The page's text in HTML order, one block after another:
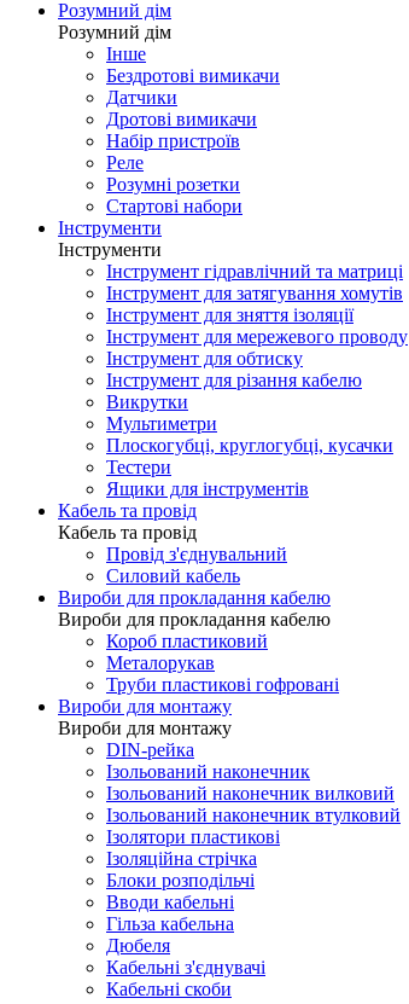
Розумний дім
Розумний дім
Інше
Бездротові вимикачи
Датчики
Дротові вимикачи
Набір пристроїв
Реле
Розумні розетки
Стартові набори
Інструменти
Інструменти
Інструмент гідравлічний та матриці
Інструмент для затягування хомутів
Інструмент для зняття ізоляції
Інструмент для мережевого проводу
Інструмент для обтиску
Інструмент для різання кабелю
Викрутки
Мультиметри
Плоскогубці, круглогубці, кусачки
Тестери
Ящики для інструментів
Кабель та провід
Кабель та провід
Провід з'єднувальний
Силовий кабель
Вироби для прокладання кабелю
Вироби для прокладання кабелю
Короб пластиковий
Металорукав
Труби пластикові гофровані
Вироби для монтажу
Вироби для монтажу
DIN-рейка
Ізольований наконечник
Ізольований наконечник вилковий
Ізольований наконечник втулковий
Ізолятори пластикові
Ізоляційна стрічка
Блоки розподільчі
Вводи кабельні
Гільза кабельна
Дюбеля
Кабельнi з'єднувачi
Кабельні скоби